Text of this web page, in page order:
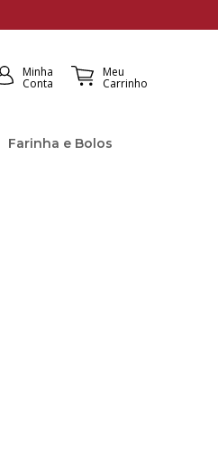
Minha
Conta
Meu
Carrinho
Farinha e Bolos